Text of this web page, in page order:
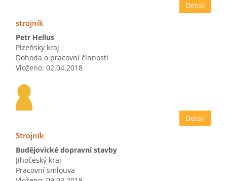
Detail
strojník
Petr Hellus
Plzeňský kraj
Dohoda o pracovní činnosti
Vloženo: 02.04.2018
Detail
Strojník
Budějovické dopravní stavby
Jihočeský kraj
Pracovní smlouva